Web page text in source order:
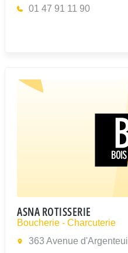
01 47 91 11 90
ASNA ROTISSERIE
Boucherie - Charcuterie
363 Avenue d'Argenteuil